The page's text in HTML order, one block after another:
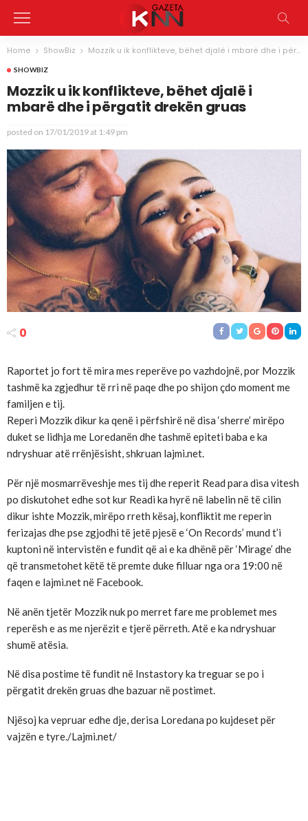
Home ShowBiz Mozzik u ik konflikteve, bëhet djalë i mbarë dhe i përgatit drekën gruas
SHOWBIZ
Mozzik u ik konflikteve, bëhet djalë i
mbarë dhe i përgatit drekën gruas
posted on 17/01/2019 at 1:49 pm
0
Raportet jo fort të mira mes reperëve po vazhdojnë, por Mozzik
tashmë ka zgjedhur të rri në paqe dhe po shijon çdo moment me
familjen e tij.
Reperi Mozzik dikur ka qenë i përfshirë në disa ‘sherre’ mirëpo
duket se lidhja me Loredanën dhe tashmë epiteti baba e ka
ndryshuar atë rrënjësisht, shkruan lajmi.net.
Për një mosmarrëveshje mes tij dhe reperit Read para disa vitesh
po diskutohet edhe sot kur Readi ka hyrë në labelin në të cilin
dikur ishte Mozzik, mirëpo rreth kësaj, konfliktit me reperin
ferizajas dhe pse zgjodhi të jetë pjesë e ‘On Records’ mund t’i
kuptoni në intervistën e fundit që ai e ka dhënë për ‘Mirage’ dhe
që transmetohet këtë të premte duke filluar nga ora 19:00 në
faqen e lajmi.net në Facebook.
Në anën tjetër Mozzik nuk po merret fare me problemet mes
reperësh e as me njerëzit e tjerë përreth. Atë e ka ndryshuar
shumë atësia.
Në disa postime të fundit në Instastory ka treguar se po i
përgatit drekën gruas dhe bazuar në postimet.
Njësoj ka vepruar edhe dje, derisa Loredana po kujdeset për
vajzën e tyre./Lajmi.net/